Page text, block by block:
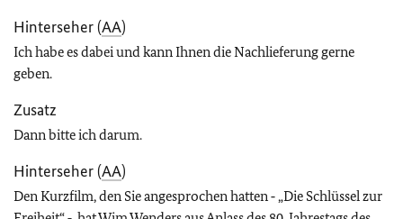
Hinterseher (AA)
Ich habe es dabei und kann Ihnen die Nachlieferung gerne
geben.
Zusatz
Dann bitte ich darum.
Hinterseher (AA)
Den Kurzfilm, den Sie angesprochen hatten ‑ „Die Schlüssel zur